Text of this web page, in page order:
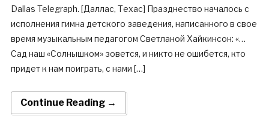
Dallas Telegraph. [Даллас, Техас] Празднество началось с
исполнения гимна детского заведения, написанного в свое
время музыкальным педагогом Светланой Хайкинсон: «…
Сад наш «Солнышком» зовется, и никто не ошибется, кто
придет к нам поиграть, с нами […]
Continue Reading →